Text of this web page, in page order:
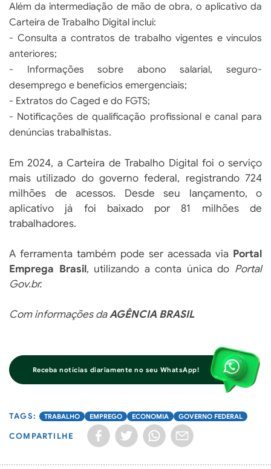
Além da intermediação de mão de obra, o aplicativo da
Carteira de Trabalho Digital inclui:
- Consulta a contratos de trabalho vigentes e vínculos
anteriores;
- Informações sobre abono salarial, seguro-
desemprego e benefícios emergenciais;
- Extratos do Caged e do FGTS;
- Notificações de qualificação profissional e canal para
denúncias trabalhistas.
Em 2024, a Carteira de Trabalho Digital foi o serviço
mais utilizado do governo federal, registrando 724
milhões de acessos. Desde seu lançamento, o
aplicativo já foi baixado por 81 milhões de
trabalhadores.
A ferramenta também pode ser acessada via Portal
Emprega Brasil, utilizando a conta única do Portal
Gov.br.
Com informações daAGÊNCIA BRASIL
Receba notícias diariamente no seu WhatsApp!
TRABALHO EMPREGO ECONOMIA GOVERNO FEDERAL
COMPARTILHE